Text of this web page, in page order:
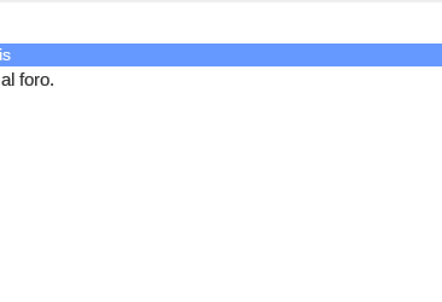
foro.